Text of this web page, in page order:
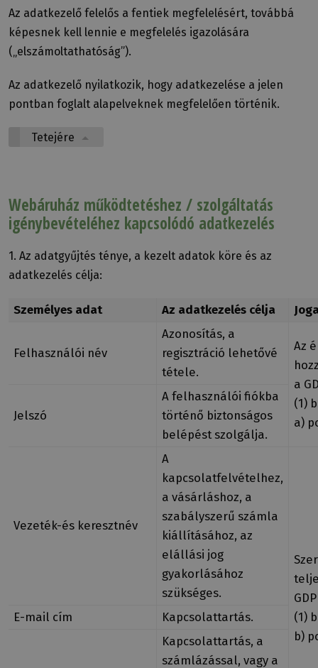
Az adatkezelő felelős a fentiek megfelelésért, továbbá
képesnek kell lennie e megfelelés igazolására
(„elszámoltathatóság”).
Az adatkezelő nyilatkozik, hogy adatkezelése a jelen
pontban foglalt alapelveknek megfelelően történik.
Tetejére
Webáruház működtetéshez / szolgáltatás
igénybevételéhez kapcsolódó adatkezelés
1. Az adatgyűjtés ténye, a kezelt adatok köre és az
adatkezelés célja:
Személyes adat Az adatkezelés célja
Felhasználói név
Azonosítás, a
regisztráció lehetővé
tétele.
Az
a
(1)
a)
Jelszó
A felhasználói fiókba
történő biztonságos
belépést szolgálja.
Vezeték-és keresztnév
A
kapcsolatfelvételhez,
a vásárláshoz, a
szabályszerű számla
kiállításához, az
elállási jog
gyakorlásához
szükséges.
(1)
b)
E-mail cím Kapcsolattartás.
Kapcsolattartás, a
számlázással, vagy a